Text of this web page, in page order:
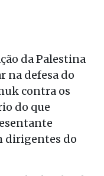
da Palestina
na defesa do
contra os
do que
dirigentes do